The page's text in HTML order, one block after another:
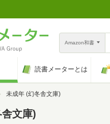
Amazon和書
読書メーターとは
未成年 (幻冬舎文庫)
文庫)